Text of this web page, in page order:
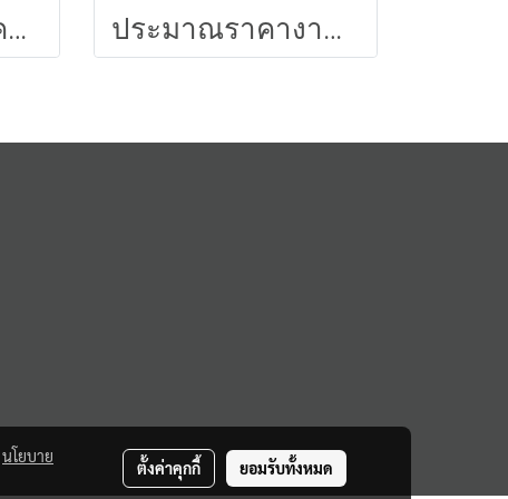
การประมาณราคางานวิศวกรรมก่อสร้าง 29 ประมาณราคางานสถาปัตยกรรม (สอศ.)
นโยบาย
ตั้งค่าคุกกี้ ยอมรับทั้งหมด